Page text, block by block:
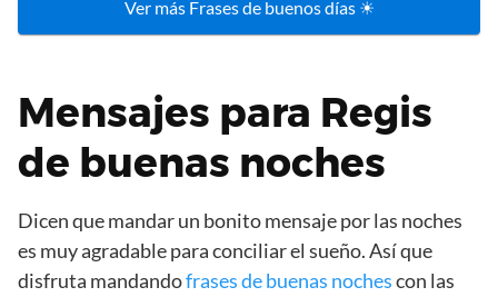
Ver más Frases de buenos días ☀
Mensajes para Regis
de buenas noches
Dicen que mandar un bonito mensaje por las noches
es muy agradable para conciliar el sueño. Así que
disfruta mandandofrases de buenas nochescon las